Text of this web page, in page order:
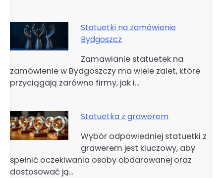
Statuetki na zamówienie
Bydgoszcz
Zamawianie statuetek na
zamówienie w Bydgoszczy ma wiele zalet, które
przyciągają zarówno firmy, jak i…
Statuetka z grawerem
Wybór odpowiedniej statuetki z
grawerem jest kluczowy, aby
spełnić oczekiwania osoby obdarowanej oraz
dostosować ją…